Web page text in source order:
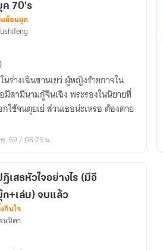
ค 70's
ย้อนยุค
ร่างเฉินซานเยว่ ผู้หญิงร้ายกาจใน
มีสามีนามกู้จินเฉิง พระรองในนิยายที่
ใช้จนตุยเย่ ส่วนเธอน่ะเหรอ ต้องตาย
. 69 / 08:23 น.
ฏิเสธหัวใจอย่างไร (มีอี
ก+เล่ม) จบแล้ว
กินใจ
นนิตา